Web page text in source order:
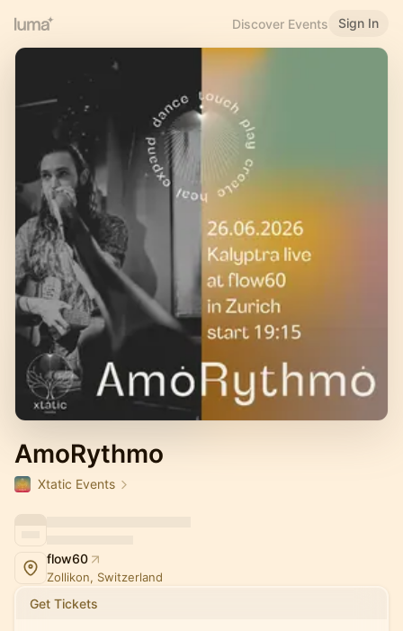
Discover Events Sign In
AmoRythmo
Xtatic Events
flow60
Zollikon, Switzerland
Get Tickets